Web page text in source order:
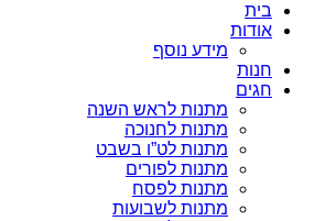
בית
אודות
מידע נוסף
חנות
חגים
מתנות לראש השנה
מתנות לחנוכה
מתנות לט”ו בשבט
מתנות לפורים
מתנות לפסח
מתנות לשבועות